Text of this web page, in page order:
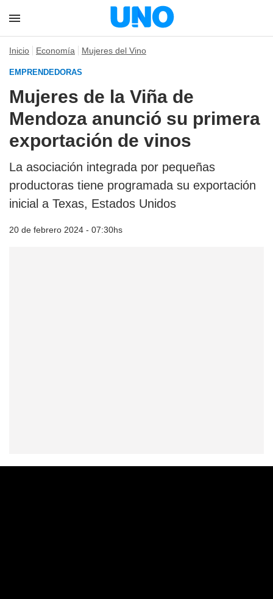
Inicio Economía Mujeres del Vino
EMPRENDEDORAS
Mujeres de la Viña de
Mendoza anunció su primera
exportación de vinos
La asociación integrada por pequeñas
productoras tiene programada su exportación
inicial a Texas, Estados Unidos
20 de febrero 2024 - 07:30hs